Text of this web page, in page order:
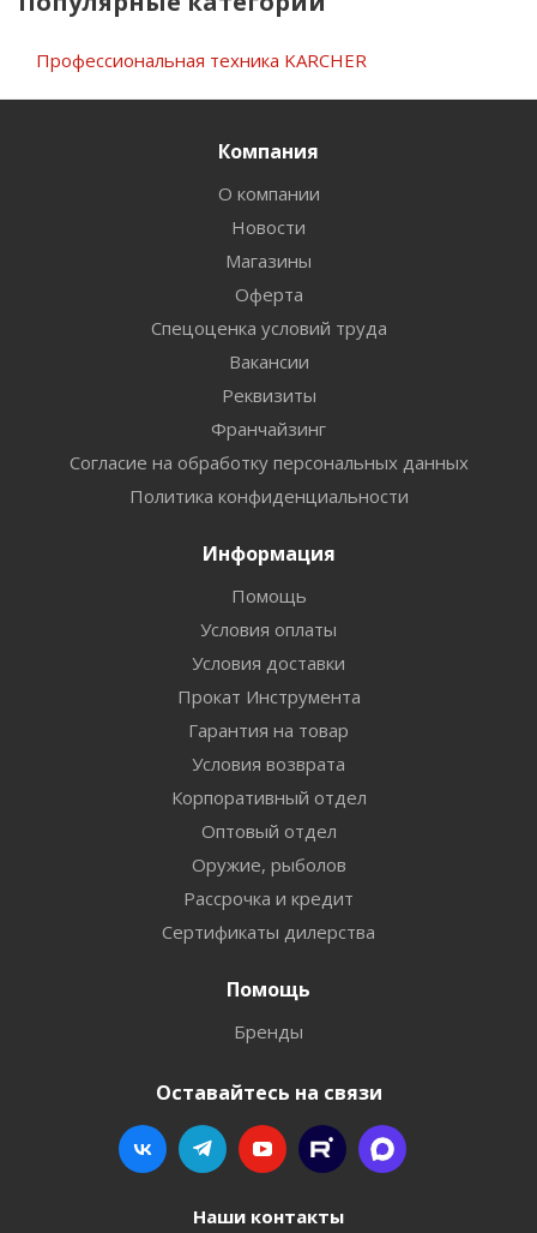
Профессиональная техника KARCHER
Компания
О компании
Новости
Магазины
Оферта
Спецоценка условий труда
Вакансии
Реквизиты
Франчайзинг
Согласие на обработку персональных данных
Политика конфиденциальности
Информация
Помощь
Условия оплаты
Условия доставки
Прокат Инструмента
Гарантия на товар
Условия возврата
Корпоративный отдел
Оптовый отдел
Оружие, рыболов
Рассрочка и кредит
Сертификаты дилерства
Помощь
Бренды
Оставайтесь на связи
Наши контакты